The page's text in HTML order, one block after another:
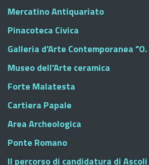
Mercatino Antiquariato
Pinacoteca Civica
Galleria d'Arte Contemporanea
Museo dell'Arte ceramica
Forte Malatesta
Cartiera Papale
Area Archeologica
Ponte Romano
Il percorso di candidatura di Ascoli